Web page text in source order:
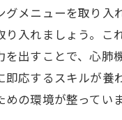
グメニューを取り
り入れましょう。こ
を出すことで、心肺
即応するスキルが養
めの環境が整ってい